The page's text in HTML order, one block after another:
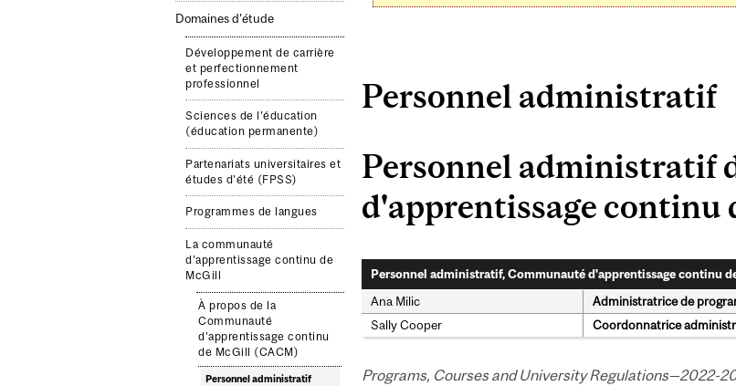
Domaines d’étude
Développement de carrière
et perfectionnement
professionnel
Sciences de l'éducation
(éducation permanente)
Partenariats universitaires et
études d'été (FPSS)
Programmes de langues
La communauté
d’apprentissage continu de
McGill
À propos de la
Communauté
d'apprentissage continu
de McGill (CACM)
Personnel administratif
Personnel administratif
Personnel administratif
d'apprentissage continu
Personnel administratif, Communauté d'apprentissage continu
Ana Milic
Administratrice de
Sally Cooper
Coordonnatrice
Programs, Courses and University Regulations—2022-